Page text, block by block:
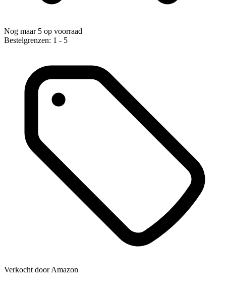
Nog maar 5 op voorraad
Bestelgrenzen: 1 - 5
Verkocht doorAmazon